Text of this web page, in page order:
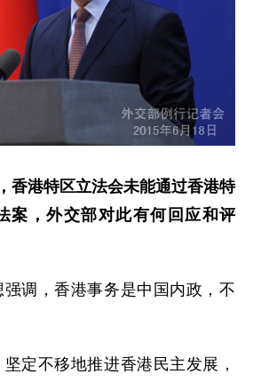
香港特区立法会未能通过香港特
案，外交部对此有何 回应和评
，香港事务是中国内政，不
不移地推进香港民主发展，